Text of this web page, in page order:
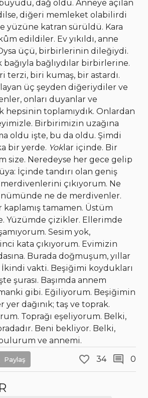
dağ oldu. Anneye açılan
diğeri memleket olabilirdi
yüzüne katran sürüldü. Kara
edildiler. Ev yıkıldı, anne
üçü, birbirlerinin dileğiydi.
bağlıydılar birbirlerine.
terzi, biri kumaş, bir astardı.
üç şeyden diğeriydiler ve
onları duyanlar ve
hepsinin toplamıydık. Onlardan
Birbirimizin uzağına
oldu işte, bu da oldu. Şimdi
bir yerde. Yoklar içinde. Bir
size. Neredeyse her gece gelip
İçinde tandırı olan geniş
çıkıyorum. Ne
ne de merdivenler.
tamamen. Üstüm
Yüzümde çizikler. Ellerimde
Sesim yok,
kata çıkıyorum. Evimizin
Burada doğmuşum, yıllar
İkindi vakti. Beşiğimi koydukları
şurası. Başımda annem
gibi. Eğiliyorum. Beşiğimin
dağınık; taş ve toprak.
Toprağı eşeliyorum. Belki,
Beni bekliyor. Belki,
ve annemi.
Paylaş 34 0